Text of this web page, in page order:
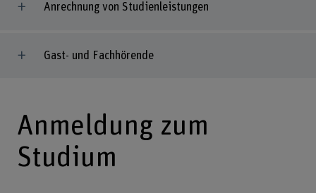
Anrechnung von Studienleistungen
Gast- und Fachhörende
Anmeldung zum
Studium